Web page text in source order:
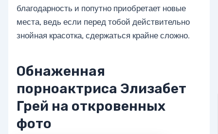
благодарность и попутно приобретает новые
места, ведь если перед тобой действительно
знойная красотка, сдержаться крайне сложно.
Обнаженная
порноактриса Элизабет
Грей на откровенных
фото